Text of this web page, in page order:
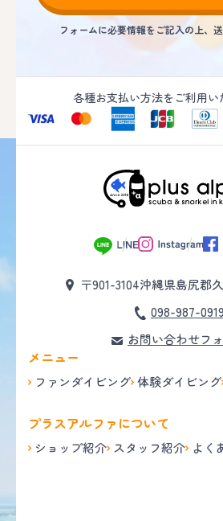
フォームに必要情報をご記入の上、
各種お支払い方法をご利用い
〒901-3104沖縄県島尻郡
098-987-0919
お問い合わせフ
メニュー
ファンダイビング 体験ダイビング
プラスアルファについて
ショップ紹介 スタッフ紹介 よく